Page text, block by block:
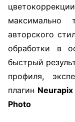
максимально
авторского
обработки в
быстрый
профиля,
плагин Neurapix
Photo